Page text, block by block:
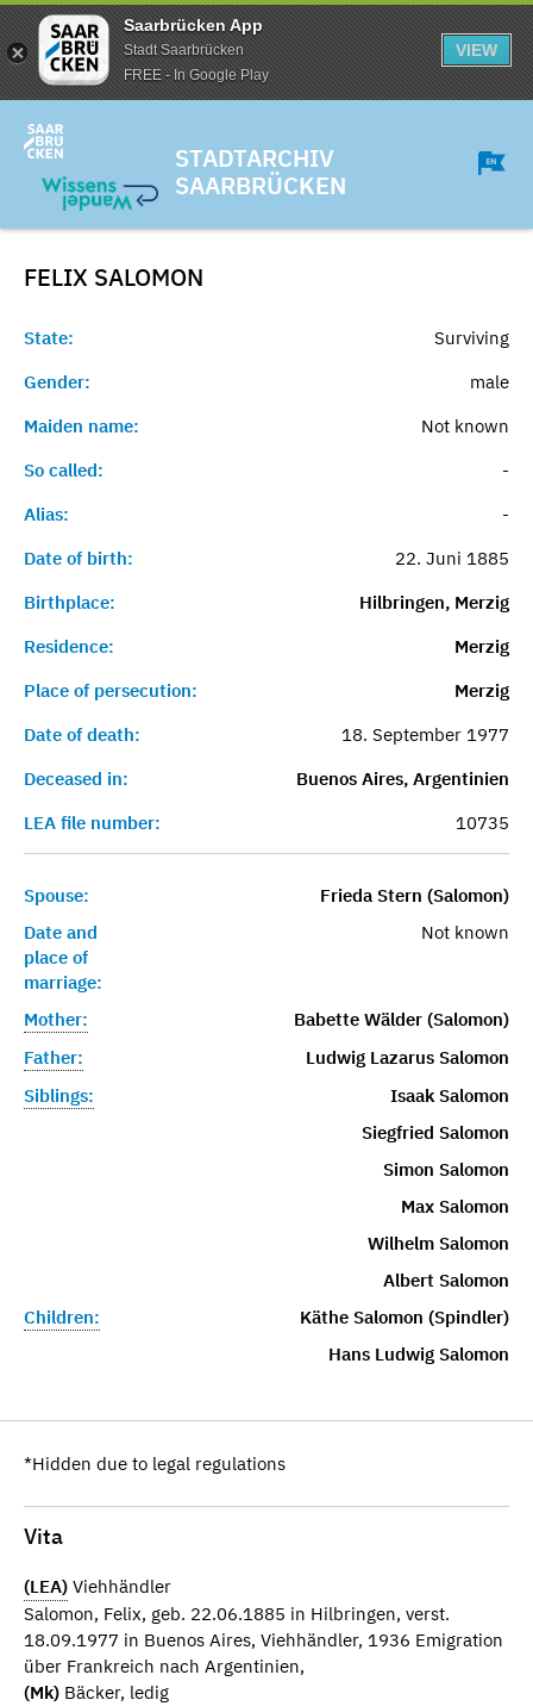
Saarbrücken App
Stadt Saarbrücken
FREE - In Google Play
VIEW
STADTARCHIV
SAARBRÜCKEN
FELIX SALOMON
State:
Surviving
Gender:
male
Maiden name:
Not known
So called:
-
Alias:
-
Date of birth:
22. Juni 1885
Birthplace:
Hilbringen, Merzig
Residence:
Merzig
Place of persecution:
Merzig
Date of death:
18. September 1977
Deceased in:
Buenos Aires, Argentinien
LEA file number:
10735
Spouse:
Frieda Stern (Salomon)
Date and
place of
marriage:
Not known
Mother:
Babette Wälder (Salomon)
Father:
Ludwig Lazarus Salomon
Siblings:
Isaak Salomon
Siegfried Salomon
Simon Salomon
Max Salomon
Wilhelm Salomon
Albert Salomon
Children:
Käthe Salomon (Spindler)
Hans Ludwig Salomon
*Hidden due to legal regulations
Vita
(LEA) Viehhändler
Salomon, Felix, geb. 22.06.1885 in Hilbringen, verst.
18.09.1977 in Buenos Aires, Viehhändler, 1936 Emigration
über Frankreich nach Argentinien,
(Mk) Bäcker, ledig